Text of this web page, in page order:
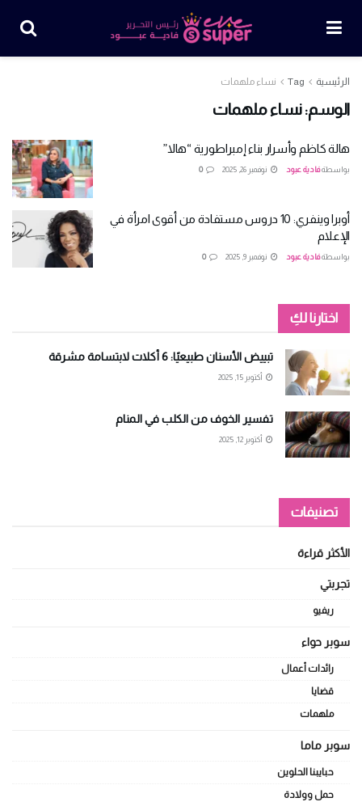
الرئيسية Tag نساء ملهمات
الوسم:نساء ملهمات
هالة كاظم وأسرار بناء إمبراطورية “هالا”
بواسطةفادية عبود نوفمبر 26, 2025 0
أوبرا وينفري: 10 دروس مستفادة من أقوى امرأة في
الإعلام
بواسطةفادية عبود نوفمبر 9, 2025 0
اختارنا لكِ
تبييض الأسنان طبيعيًا: 6 أكلات لابتسامة مشرقة
أكتوبر 15, 2025
تفسير الخوف من الكلب في المنام
أكتوبر 12, 2025
تصنيفات
الأكثر قراءة
تجربتي
ريفيو
سوبر حواء
رائدات أعمال
قضايا
ملهمات
سوبر ماما
حبايبنا الحلوين
حمل وولادة